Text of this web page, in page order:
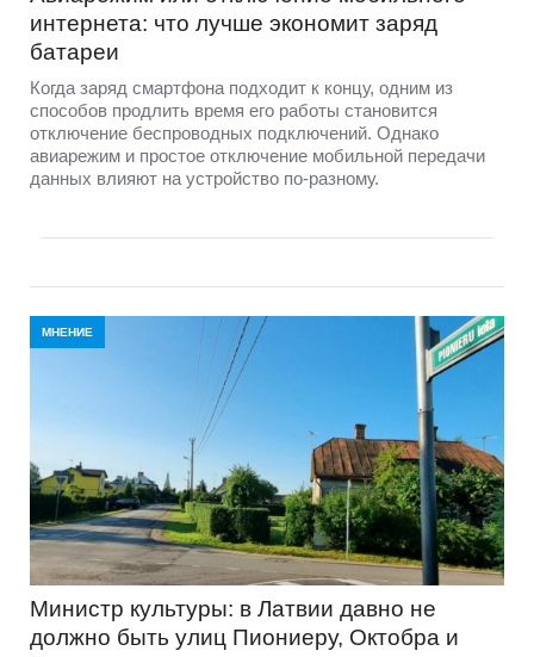
интернета: что лучше экономит заряд
батареи
Когда заряд смартфона подходит к концу, одним из
способов продлить время его работы становится
отключение беспроводных подключений. Однако
авиарежим и простое отключение мобильной передачи
данных влияют на устройство по-разному.
МНЕНИЕ
Министр культуры: в Латвии давно не
должно быть улиц Пиониеру, Октобра и